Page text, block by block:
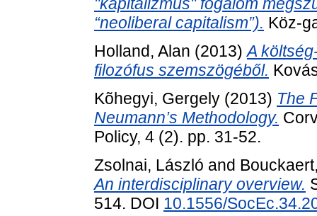
"kapitalizmus" fogalom
“neoliberal capitalism”). Köz-
Holland, Alan (2013)A
filozófus szemszögéből.
Kõhegyi, Gergely (2013) The
Neumann’s Methodology.
Policy, 4 (2). pp. 31-52.
Zsolnai, László and
An interdisciplinary overview.
514. DOI 10.1556/